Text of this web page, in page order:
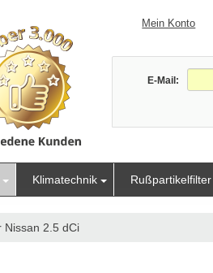
Mein Konto
E-Mail:
Klimatechnik Rußpartikelfilter
Nissan 2.5 dCi